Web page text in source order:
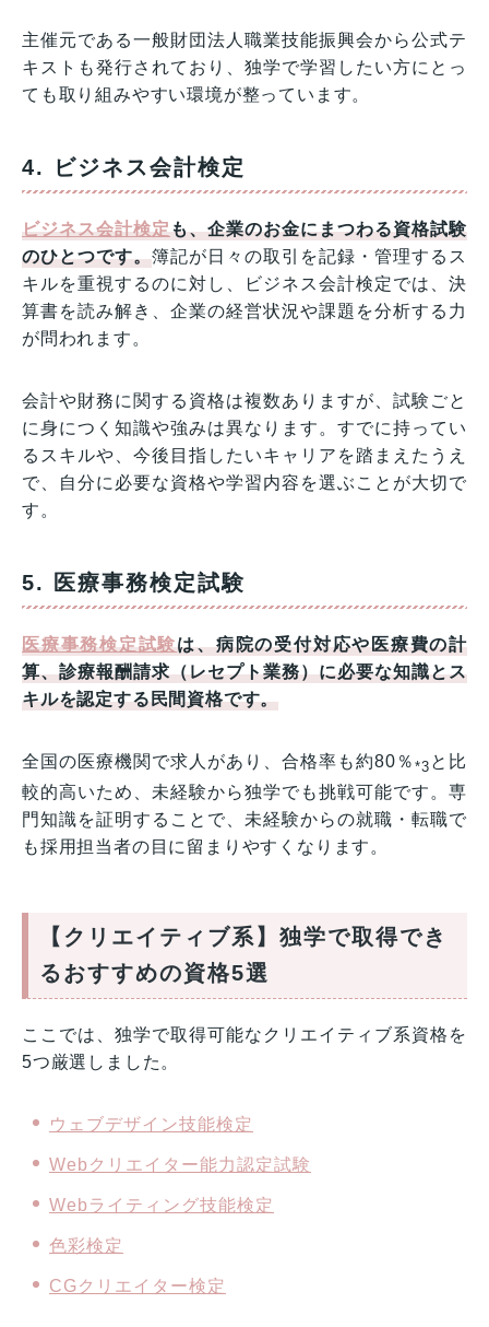
主催元である一般財団法人職業技能振興会から公式テ
キストも発行されており、独学で学習したい方にとっ
ても取り組みやすい環境が整っています。
4. ビジネス会計検定
ビジネス会計検定も、企業のお金にまつわる資格試験
のひとつです。簿記が日々の取引を記録・管理するス
キルを重視するのに対し、ビジネス会計検定では、決
算書を読み解き、企業の経営状況や課題を分析する力
が問われます。
会計や財務に関する資格は複数ありますが、試験ごと
に身につく知識や強みは異なります。すでに持ってい
るスキルや、今後目指したいキャリアを踏まえたうえ
で、自分に必要な資格や学習内容を選ぶことが大切で
す。
5. 医療事務検定試験
医療事務検定試験は、病院の受付対応や医療費の計
算、診療報酬請求（レセプト業務）に必要な知識とス
キルを認定する民間資格です。
全国の医療機関で求人があり、合格率も約80％*3 と比
較的高いため、未経験から独学でも挑戦可能です。専
門知識を証明することで、未経験からの就職・転職で
も採用担当者の目に留まりやすくなります。
【クリエイティブ系】独学で取得でき
るおすすめの資格5選
ここでは、独学で取得可能なクリエイティブ系資格を
5つ厳選しました。
ウェブデザイン技能検定
Webクリエイター能力認定試験
Webライティング技能検定
色彩検定
CGクリエイター検定